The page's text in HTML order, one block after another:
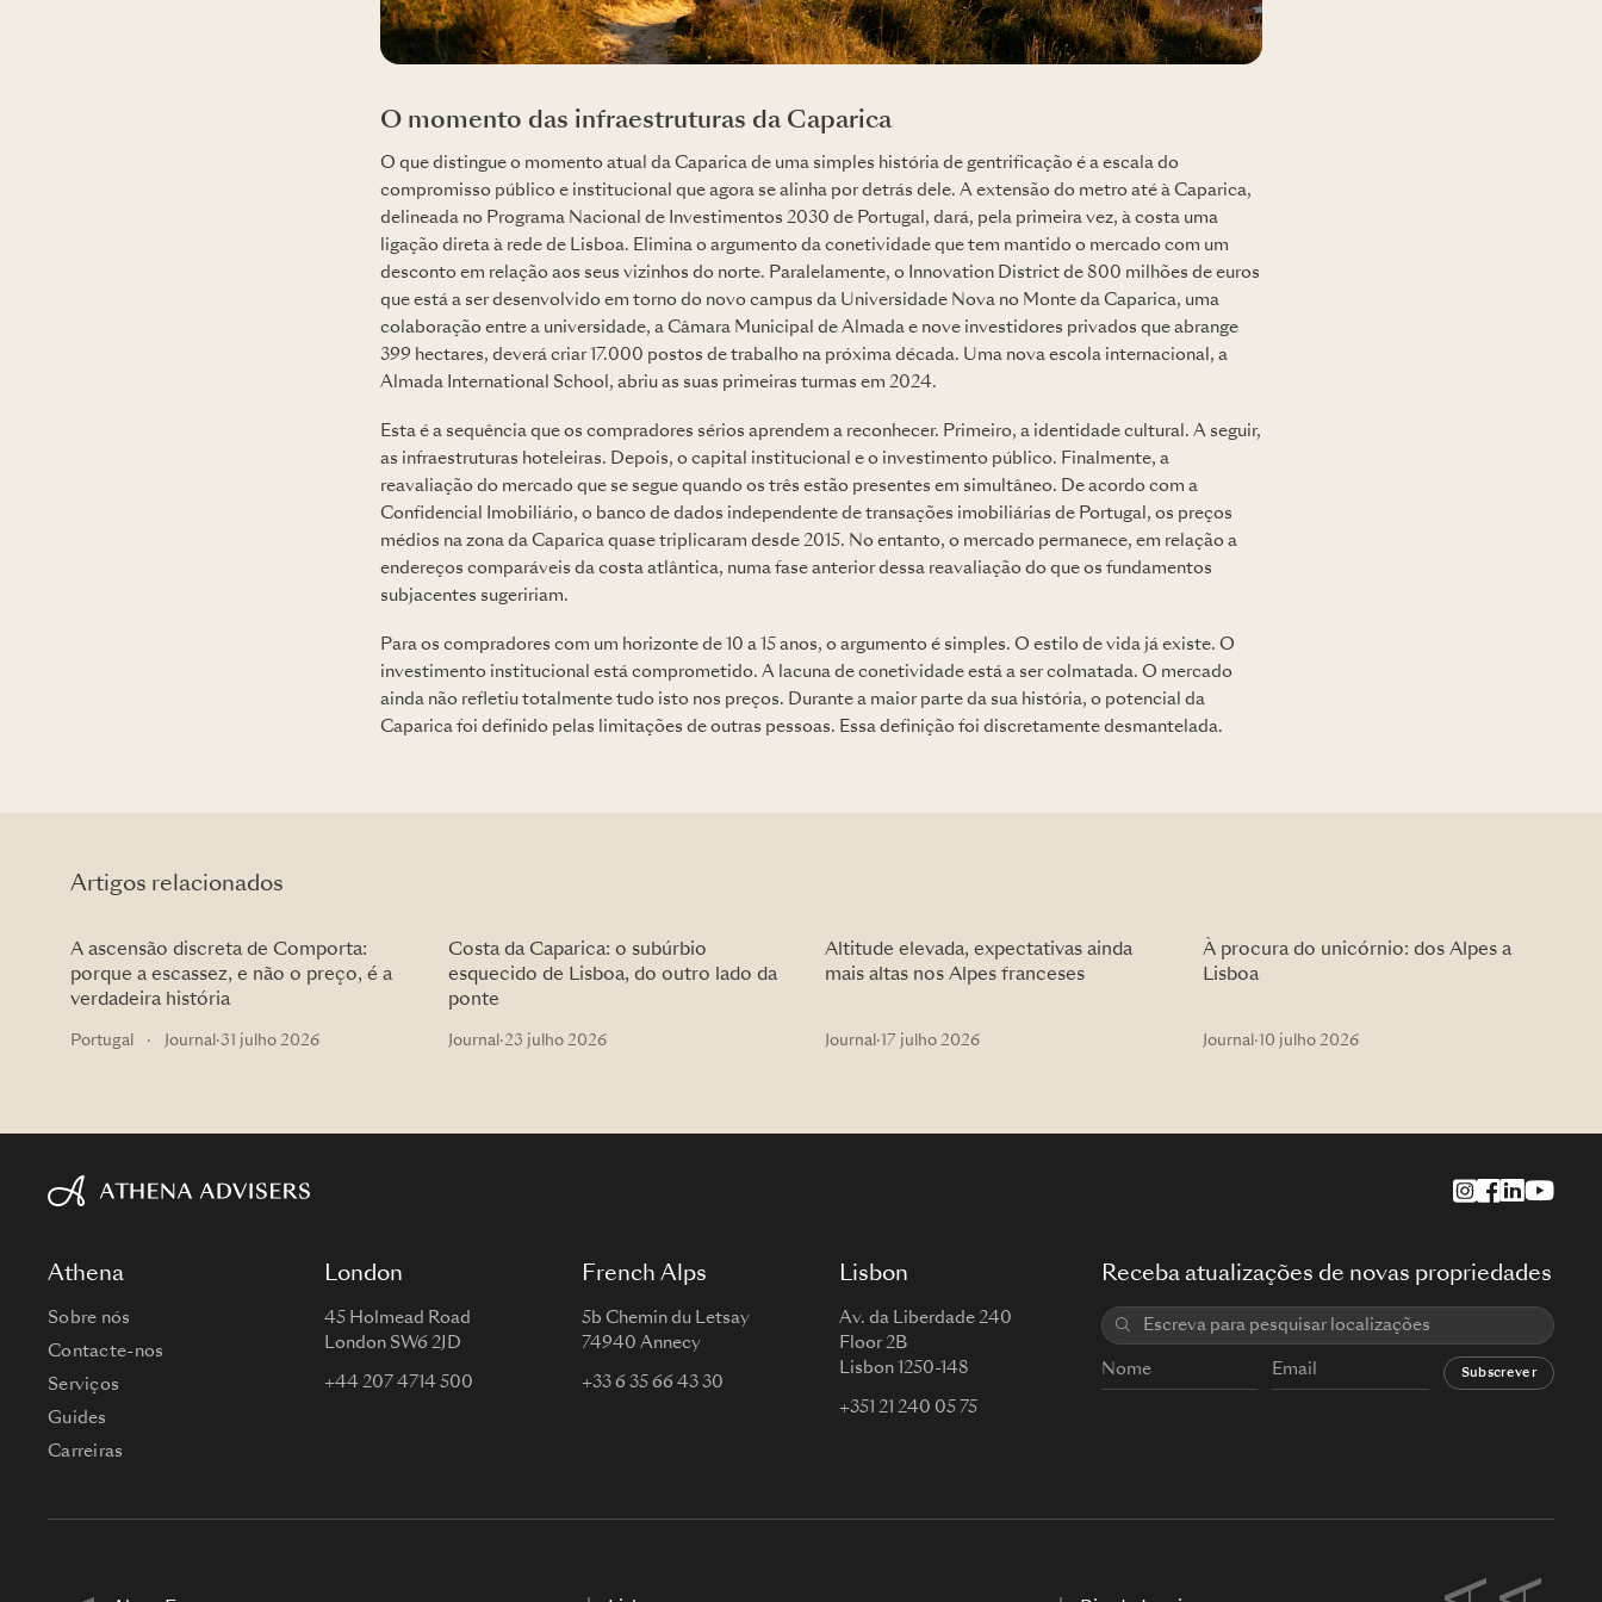
O momento das infraestruturas da Caparica
O que distingue o momento atual da Caparica de uma simples história de gentrificação é a escala do
compromisso público e institucional que agora se alinha por detrás dele. A extensão do metro até à Caparica,
delineada no Programa Nacional de Investimentos 2030 de Portugal, dará, pela primeira vez, à costa uma
ligação direta à rede de Lisboa. Elimina o argumento da conetividade que tem mantido o mercado com um
desconto em relação aos seus vizinhos do norte. Paralelamente, o Innovation District de 800 milhões de euros
que está a ser desenvolvido em torno do novo campus da Universidade Nova no Monte da Caparica, uma
colaboração entre a universidade, a Câmara Municipal de Almada e nove investidores privados que abrange
399 hectares, deverá criar 17.000 postos de trabalho na próxima década. Uma nova escola internacional, a
Almada International School, abriu as suas primeiras turmas em 2024.
Esta é a sequência que os compradores sérios aprendem a reconhecer. Primeiro, a identidade cultural. A seguir,
as infraestruturas hoteleiras. Depois, o capital institucional e o investimento público. Finalmente, a
reavaliação do mercado que se segue quando os três estão presentes em simultâneo. De acordo com a
Confidencial Imobiliário, o banco de dados independente de transações imobiliárias de Portugal, os preços
médios na zona da Caparica quase triplicaram desde 2015. No entanto, o mercado permanece, em relação a
endereços comparáveis da costa atlântica, numa fase anterior dessa reavaliação do que os fundamentos
subjacentes sugeririam.
Para os compradores com um horizonte de 10 a 15 anos, o argumento é simples. O estilo de vida já existe. O
investimento institucional está comprometido. A lacuna de conetividade está a ser colmatada. O mercado
ainda não refletiu totalmente tudo isto nos preços. Durante a maior parte da sua história, o potencial da
Caparica foi definido pelas limitações de outras pessoas. Essa definição foi discretamente desmantelada.
Artigos relacionados
A ascensão discreta de Comporta:
porque a escassez, e não o preço, é a
verdadeira história
Portugal · Journal ·31 julho 2026
Costa da Caparica: o subúrbio
esquecido de Lisboa, do outro lado da
ponte
Journal ·23 julho 2026
Altitude elevada, expectativas ainda
mais altas nos Alpes franceses
Journal ·17 julho 2026
À procura do unicórnio: dos Alpes a
Lisboa
Journal ·10 julho 2026
Athena
Sobre nós
Contacte-nos
Serviços
Guides
Carreiras
London
45 Holmead Road
London SW6 2JD
+44 207 4714 500
French Alps
5b Chemin du Letsay
74940 Annecy
+33 6 35 66 43 30
Lisbon
Av. da Liberdade 240
Floor 2B
Lisbon 1250-148
+351 21 240 05 75
Receba atualizações de novas propriedades
Subscrever